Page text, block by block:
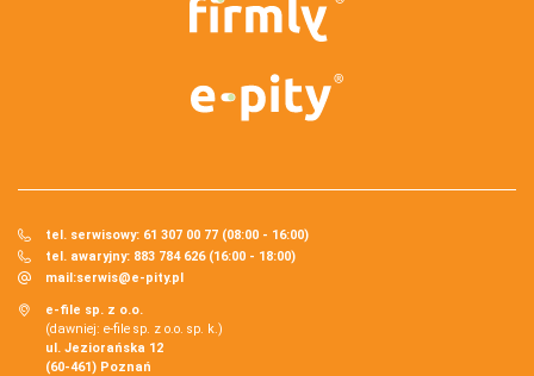
tel. serwisowy: 61 307 00 77 (08:00 - 16:00)
tel. awaryjny: 883 784 626 (16:00 - 18:00)
mail:serwis@e-pity.pl
e-file sp. z o.o.
(dawniej: e-file sp. z o.o. sp. k.)
ul. Jeziorańska 12
(60-461) Poznań